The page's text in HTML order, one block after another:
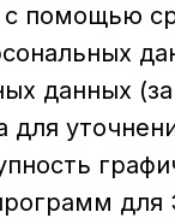
помощью
данных
для